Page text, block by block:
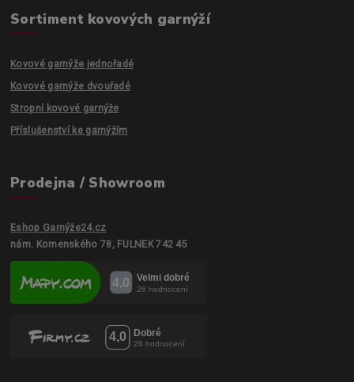
Sortiment kovových garnýží
Kovové garnýže jednořadé
Kovové garnýže dvouřadé
Stropní kovové garnýže
Příslušenství ke garnýžím
Prodejna / Showroom
Eshop Garnýže24.cz
nám. Komenského 78, FULNEK 742 45